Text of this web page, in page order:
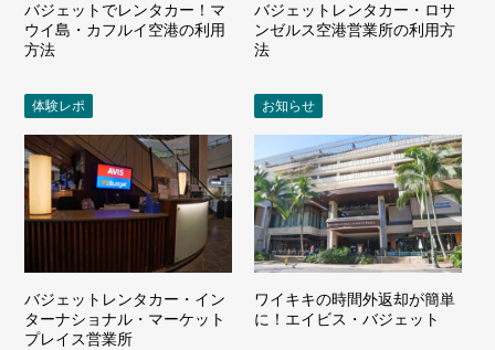
バジェットでレンタカー！マ
ウイ島・カフルイ空港の利用
方法
バジェットレンタカー・ロサ
ンゼルス空港営業所の利用方
法
体験レポ
バジェットレンタカー・イン
ターナショナル・マーケット
プレイス営業所
お知らせ
ワイキキの時間外返却が簡単
に！エイビス・バジェット